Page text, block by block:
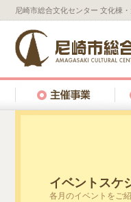
尼崎市総合文化センター 文化棟
イベントスケ
各月のイベントをご